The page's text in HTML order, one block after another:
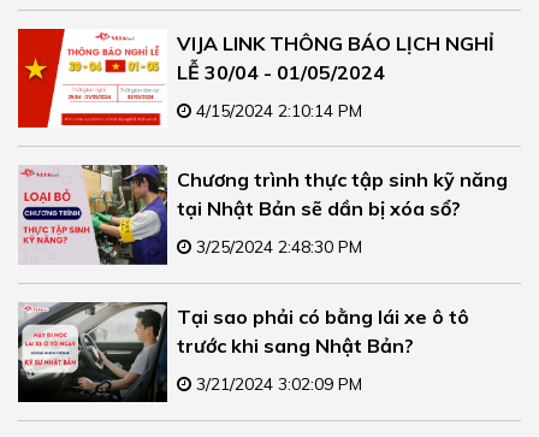
VIJA LINK THÔNG BÁO LỊCH NGHỈ
LỄ 30/04 - 01/05/2024
4/15/2024 2:10:14 PM
Chương trình thực tập sinh kỹ năng
tại Nhật Bản sẽ dần bị xóa sổ?
3/25/2024 2:48:30 PM
Tại sao phải có bằng lái xe ô tô
trước khi sang Nhật Bản?
3/21/2024 3:02:09 PM